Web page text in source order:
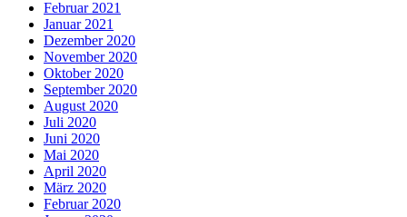
Februar 2021
Januar 2021
Dezember 2020
November 2020
Oktober 2020
September 2020
August 2020
Juli 2020
Juni 2020
Mai 2020
April 2020
März 2020
Februar 2020